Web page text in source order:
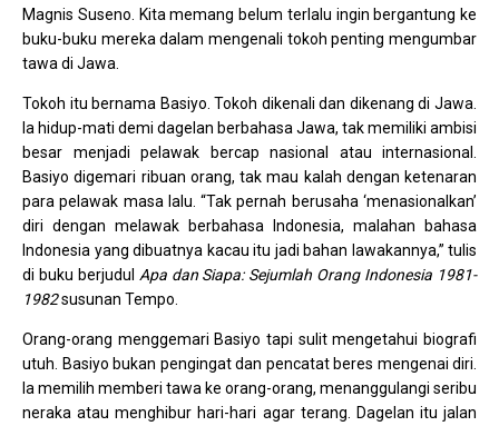
Magnis Suseno. Kita memang belum terlalu ingin bergantung ke
buku-buku mereka dalam mengenali tokoh penting mengumbar
tawa di Jawa.
Tokoh itu bernama Basiyo. Tokoh dikenali dan dikenang di Jawa.
Ia hidup-mati demi dagelan berbahasa Jawa, tak memiliki ambisi
besar menjadi pelawak bercap nasional atau internasional.
Basiyo digemari ribuan orang, tak mau kalah dengan ketenaran
para pelawak masa lalu. “Tak pernah berusaha ‘menasionalkan’
diri dengan melawak berbahasa Indonesia, malahan bahasa
Indonesia yang dibuatnya kacau itu jadi bahan lawakannya,” tulis
di buku berjudul Apa dan Siapa: Sejumlah Orang Indonesia 1981-
1982susunan Tempo.
Orang-orang menggemari Basiyo tapi sulit mengetahui biografi
utuh. Basiyo bukan pengingat dan pencatat beres mengenai diri.
Ia memilih memberi tawa ke orang-orang, menanggulangi seribu
neraka atau menghibur hari-hari agar terang. Dagelan itu jalan